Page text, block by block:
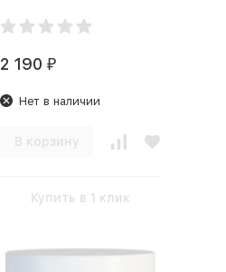
2 190 ₽
Нет в наличии
В корзину
Купить в 1 клик